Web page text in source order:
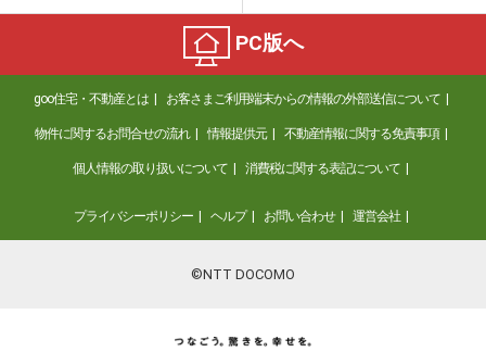
PC版へ
goo住宅・不動産とは お客さまご利用端末からの情報の外部送信について
物件に関するお問合せの流れ 情報提供元 不動産情報に関する免責事項
個人情報の取り扱いについて 消費税に関する表記について
プライバシーポリシー ヘルプ お問い合わせ 運営会社
©NTT DOCOMO